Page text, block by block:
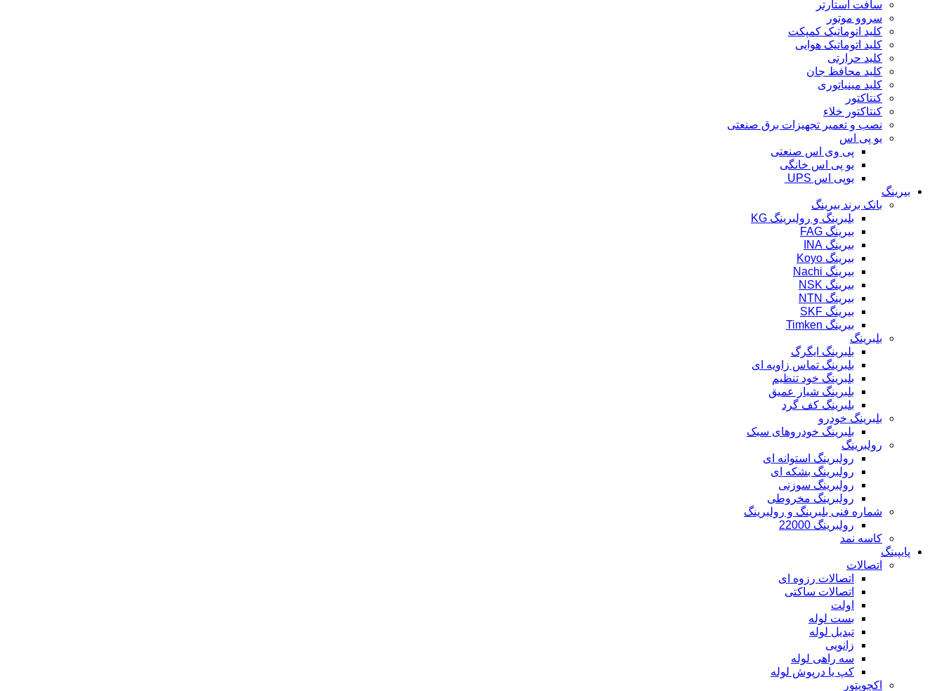
سافت استارتر
سروو موتور
کلید اتوماتیک کمپکت
کلید اتوماتیک هوایی
کلید حرارتی
کلید محافظ جان
کلید مینیاتوری
کنتاکتور
کنتاکتور خلاء
نصب و تعمیر تجهیزات برق صنعتی
یو پی اس
پی وی اس صنعتی
یو پی اس خانگی
یوپی اس UPS
بیرینگ
بانک برند بیرینگ
بلبرینگ و رولبرینگ KG
بیرینگ FAG
بیرینگ INA
بیرینگ Koyo
بیرینگ Nachi
بیرینگ NSK
بیرینگ NTN
بیرینگ SKF
بیرینگ Timken
بلبرینگ
بلبرینگ ایگرگ
بلبرینگ تماس زاویه ای
بلبرینگ خود تنظیم
بلبرینگ شیار عمیق
بلبرینگ کف گرد
بلبرینگ خودرو
بلبرینگ خودروهای سبک
رولبرینگ
رولبرینگ استوانه ای
رولبرینگ بشکه ای
رولبرینگ سوزنی
رولبرینگ مخروطی
شماره فنی بلبرینگ و رولبرینگ
رولبرینگ 22000
کاسه نمد
پایپینگ
اتصالات
اتصالات رزوه ای
اتصالات ساکتی
اولت
بست لوله
تبدیل لوله
زانویی
سه راهی لوله
کپ یا درپوش لوله
اکچویتور